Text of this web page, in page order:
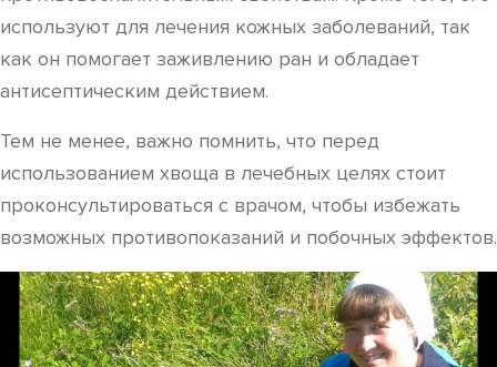
используют для лечения кожных заболеваний, так
как он помогает заживлению ран и обладает
антисептическим действием.
Тем не менее, важно помнить, что перед
использованием хвоща в лечебных целях стоит
проконсультироваться с врачом, чтобы избежать
возможных противопоказаний и побочных эффектов.